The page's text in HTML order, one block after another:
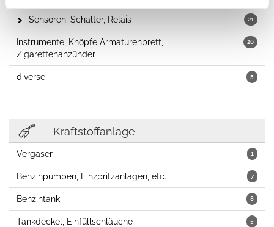
21
Sensoren, Schalter, Relais
26
Instrumente, Knöpfe Armaturenbrett,
Zigarettenanzünder
5
diverse
Kraftstoffanlage
1
Vergaser
7
Benzinpumpen, Einzpritzanlagen, etc.
8
Benzintank
5
Tankdeckel, Einfüllschläuche